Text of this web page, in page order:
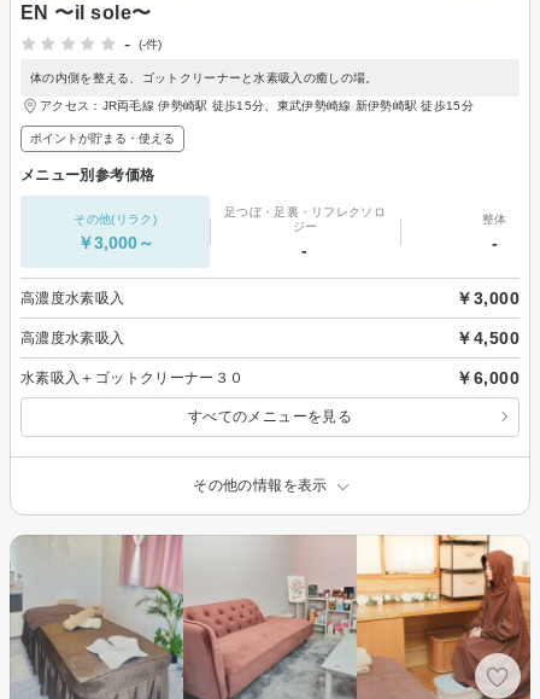
EN 〜il sole〜
-
(-件)
体の内側を整える、ゴットクリーナーと水素吸入の癒しの場。
アクセス：JR両毛線 伊勢崎駅 徒歩15分、東武伊勢崎線 新伊勢崎駅 徒歩15分
ポイントが貯まる・使える
メニュー別参考価格
その他(リラク)
￥3,000～
足つぼ・足裏・リフレクソロ
ジー
-
整体
-
高濃度水素吸入 ￥3,000
高濃度水素吸入 ￥4,500
水素吸入＋ゴットクリーナー３０ ￥6,000
すべてのメニューを見る
その他の情報を表示